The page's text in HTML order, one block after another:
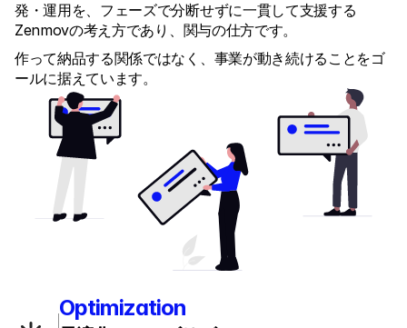
発・運用を、フェーズで分断せずに一貫して支援する
Zenmovの考え方であり、関与の仕方です。
作って納品する関係ではなく、事業が動き続けることをゴ
ールに据えています。
Optimization